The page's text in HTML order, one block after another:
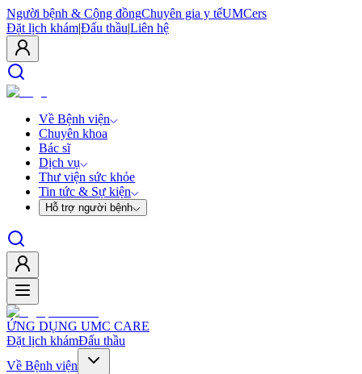
Người bệnh & Cộng đồngChuyên gia y tếUMCers
Đặt lịch khám|Đấu thầu|Liên hệ
Về Bệnh viện
Chuyên khoa
Bác sĩ
Dịch vụ
Thư viện sức khỏe
Tin tức & Sự kiện
Hỗ trợ người bệnh
ỨNG DỤNG UMC CARE
Đặt lịch khámĐấu thầu
Về Bệnh viện